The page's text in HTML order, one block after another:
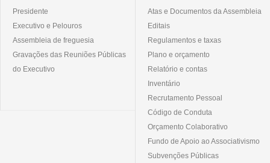
Presidente
Executivo e Pelouros
Assembleia de freguesia
Gravações das Reuniões Públicas
do Executivo
Atas e Documentos da Assembleia
Editais
Regulamentos e taxas
Plano e orçamento
Relatório e contas
Inventário
Recrutamento Pessoal
Código de Conduta
Orçamento Colaborativo
Fundo de Apoio ao Associativismo
Subvenções Públicas